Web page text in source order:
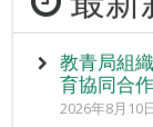
教青局組
育協同合作
2026年8月10